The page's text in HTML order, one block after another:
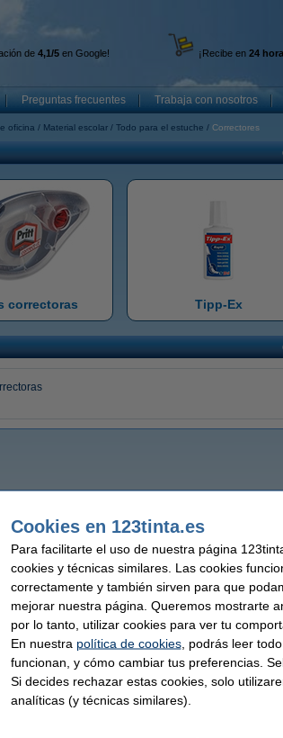
de 4,1/5 en Google! ¡Recibe en 24
Preguntas frecuentes Trabaja con nosotros
oficina Material escolar Todo para el estuche Correctores
correctoras Tipp-Ex
Cookies en 123tinta.es
Para facilitarte el uso de nuestra página
cookies y técnicas similares. Las cookies
correctamente y también sirven para que
mejorar nuestra página. Queremos mostrarte
por lo tanto, utilizar cookies para ver tu
En nuestra política de cookies, podrás leer
funcionan, y cómo cambiar tus preferencias.
Si decides rechazar estas cookies, solo
analíticas (y técnicas similares).